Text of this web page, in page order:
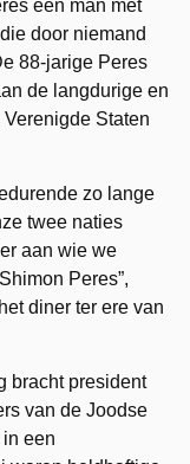
een man met
door niemand
88-jarige Peres
de langdurige en
Staten
zo lange
twee naties
aan wie we
Peres”,
diner ter ere van
bracht president
van de Joodse
een